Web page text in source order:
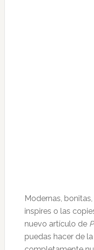
Modernas,
inspires o las
nuevo artículo de
puedas hacer de la